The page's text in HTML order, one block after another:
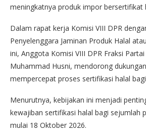
meningkatnya produk impor bersertifikat
Dalam rapat kerja Komisi VIII DPR
Penyelenggara Jaminan Produk Halal
ini, Anggota Komisi VIII DPR Fraksi
Muhammad Husni, mendorong
mempercepat proses sertifikasi halal
Menurutnya, kebijakan ini menjadi
kewajiban sertifikasi halal bagi sejumlah
mulai 18 Oktober 2026.